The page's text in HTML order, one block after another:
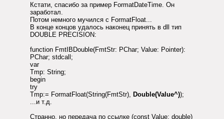
Кстати, спасибо за пример FormatDateTime. Он
заработал.
Потом немного мучился с FormatFloat...
В конце концов удалось наконец принять в dll тип
DOUBLE PRECISION:
function FmtIBDouble(FmtStr: PChar; Value: Pointer):
PChar; stdcall;
var
Tmp: String;
begin
try
Tmp:= FormatFloat(String(FmtStr),
Double(Value^));
...и т.д.
Странно, но передача по ссылке (const Value: double)